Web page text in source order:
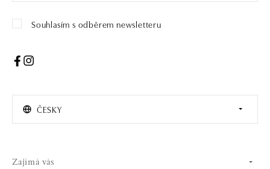
Souhlasím s odběrem newsletteru
ČESKY
Zajímá vás